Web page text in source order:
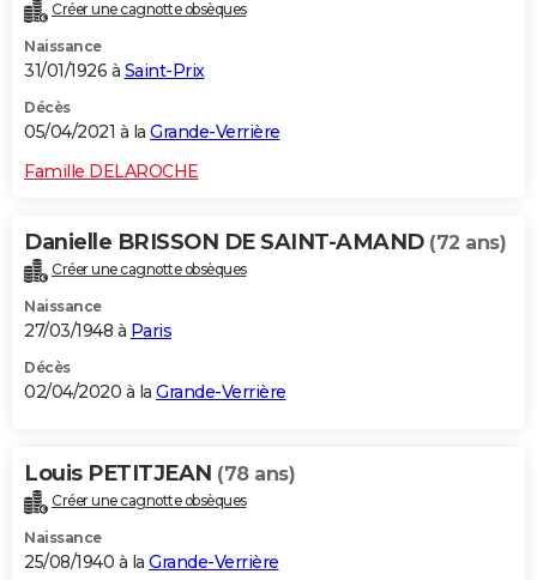
Créer une cagnotte obsèques
Naissance
31/01/1926 à Saint-Prix
Décès
05/04/2021 à la Grande-Verrière
Famille DELAROCHE
Danielle BRISSON DE SAINT-AMAND (72 ans)
Créer une cagnotte obsèques
Naissance
27/03/1948 à Paris
Décès
02/04/2020 à la Grande-Verrière
Louis PETITJEAN (78 ans)
Créer une cagnotte obsèques
Naissance
25/08/1940 à la Grande-Verrière